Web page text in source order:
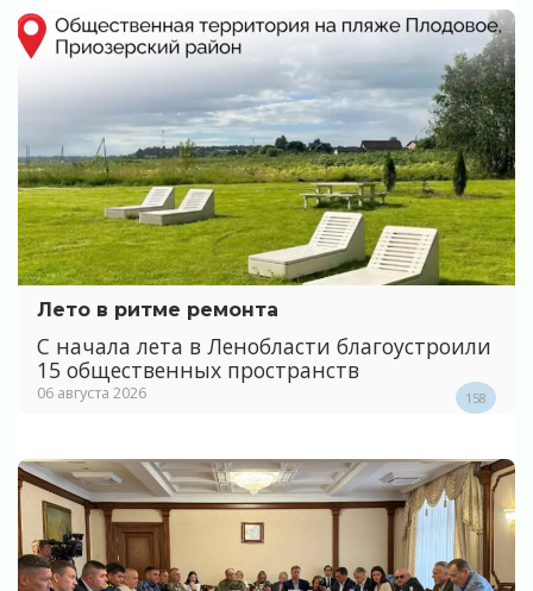
Лето в ритме ремонта
С начала лета в Ленобласти благоустроили
15 общественных пространств
06 августа 2026 158